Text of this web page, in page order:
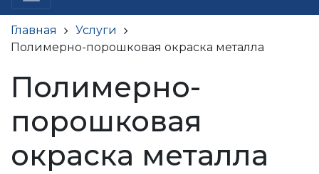
Главная
Услуги
Полимерно-порошковая окраска металла
Полимерно-
порошковая
окраска металла